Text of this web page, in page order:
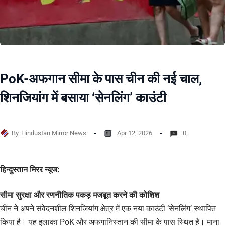
PoK-अफगान सीमा के पास चीन की नई चाल,
शिनजियांग में बसाया ‘सेनलिंग’ काउंटी
By Hindustan Mirror News Apr 12, 2026 0
हिन्दुस्तान मिरर न्यूज:
सीमा सुरक्षा और रणनीतिक पकड़ मजबूत करने की कोशिश
चीन ने अपने संवेदनशील शिनजियांग क्षेत्र में एक नया काउंटी ‘सेनलिंग’ स्थापित
किया है। यह इलाका PoK और अफगानिस्तान की सीमा के पास स्थित है। माना